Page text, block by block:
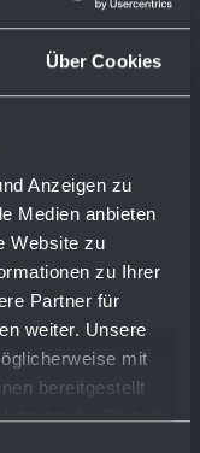
Über Cookies
Anzeigen zu
Medien anbieten
Website zu
zu Ihrer
Partner für
weiter. Unsere
mit
bereitgestellt
der Dienste